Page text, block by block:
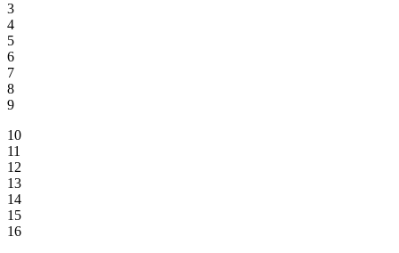
3
4
5
6
7
8
9
10
11
12
13
14
15
16